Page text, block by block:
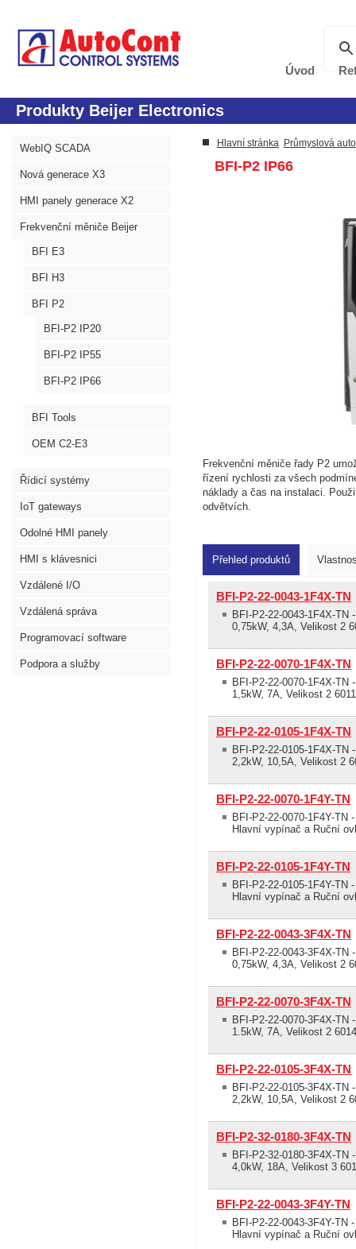
Úvod
Produkty Beijer Electronics
WebIQ SCADA
Nová generace X3
HMI panely generace X2
Frekvenční měniče Beijer
BFI E3
BFI H3
BFI P2
BFI-P2 IP20
BFI-P2 IP55
BFI-P2 IP66
BFI Tools
OEM C2-E3
Řídicí systémy
IoT gateways
Odolné HMI panely
HMI s klávesnici
Vzdálené I/O
Vzdálená správa
Programovací software
Podpora a služby
Hlavní stránka Průmyslová
BFI-P2 IP66
Frekvenční měniče řady P2
řízení rychlosti za všech
náklady a čas na instalaci.
odvětvích.
Přehled produktů
BFI-P2-22-0043-1F4X-TN
BFI-P2-22-0043-1F4X-
0,75kW, 4,3A, Velikost 2
BFI-P2-22-0070-1F4X-TN
BFI-P2-22-0070-1F4X-
1,5kW, 7A, Velikost 2
BFI-P2-22-0105-1F4X-TN
BFI-P2-22-0105-1F4X-
2,2kW, 10,5A, Velikost 2
BFI-P2-22-0070-1F4Y-TN
BFI-P2-22-0070-1F4Y-
Hlavní vypínač a Ruční
BFI-P2-22-0105-1F4Y-TN
BFI-P2-22-0105-1F4Y-
Hlavní vypínač a Ruční
BFI-P2-22-0043-3F4X-TN
BFI-P2-22-0043-3F4X-
0,75kW, 4,3A, Velikost 2
BFI-P2-22-0070-3F4X-TN
BFI-P2-22-0070-3F4X-
1.5kW, 7A, Velikost 2
BFI-P2-22-0105-3F4X-TN
BFI-P2-22-0105-3F4X-
2,2kW, 10,5A, Velikost 2
BFI-P2-32-0180-3F4X-TN
BFI-P2-32-0180-3F4X-
4,0kW, 18A, Velikost 3
BFI-P2-22-0043-3F4Y-TN
BFI-P2-22-0043-3F4Y-
Hlavní vypínač a Ruční